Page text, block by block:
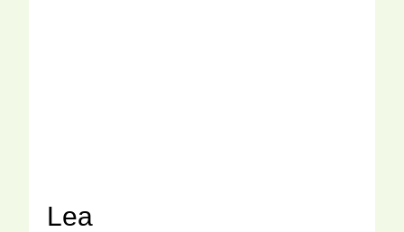
Lea